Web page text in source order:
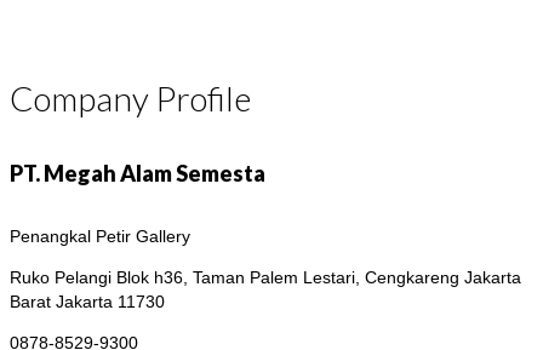
Company Profile
PT. Megah Alam Semesta
Penangkal Petir Gallery
Ruko Pelangi Blok h36, Taman Palem Lestari, Cengkareng Jakarta
Barat Jakarta 11730
0878-8529-9300